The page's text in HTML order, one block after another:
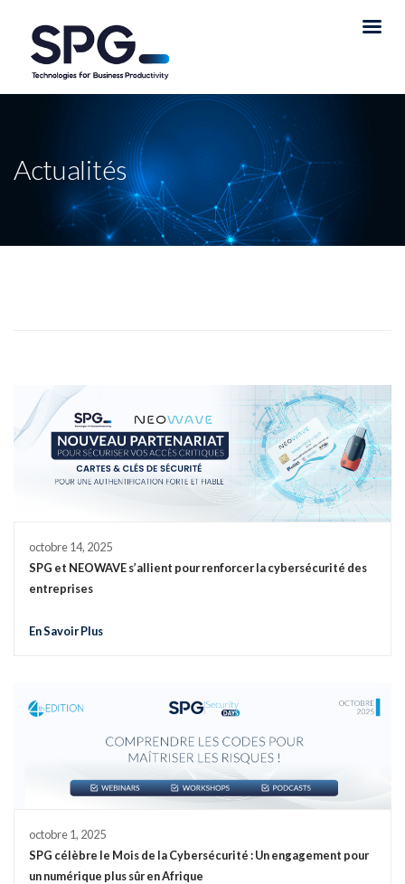
Actualités
octobre 14, 2025
SPG et NEOWAVE s’allient pour renforcer la cybersécurité des
entreprises
En Savoir Plus
octobre 1, 2025
SPG célèbre le Mois de la Cybersécurité : Un engagement pour
un numérique plus sûr en Afrique